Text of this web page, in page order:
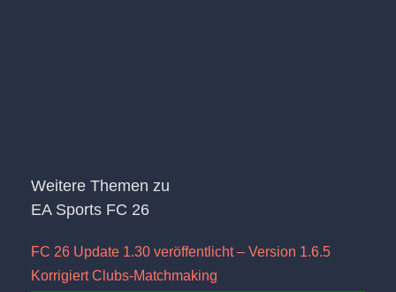
Weitere Themen zu
EA Sports FC 26
FC 26 Update 1.30 veröffentlicht – Version 1.6.5
Korrigiert Clubs-Matchmaking